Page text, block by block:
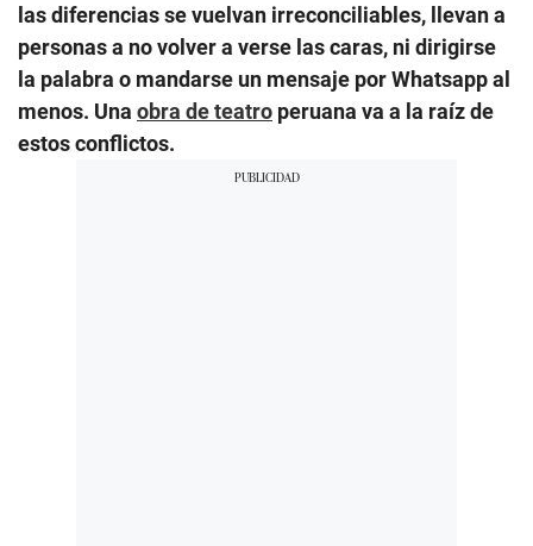
las diferencias se vuelvan irreconciliables, llevan a
personas a no volver a verse las caras, ni dirigirse
la palabra o mandarse un mensaje por Whatsapp al
menos. Una obra de teatro peruana va a la raíz de
estos conflictos.